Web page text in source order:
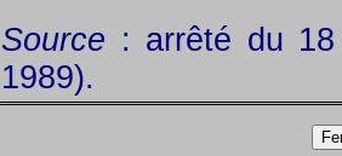
Source : arrêté du
1989).